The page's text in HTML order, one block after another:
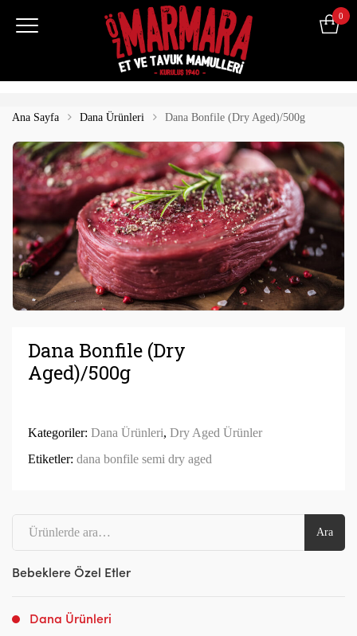
0
Ana Sayfa Dana Ürünleri Dana Bonfile (Dry Aged)/500g
Dana Bonfile (Dry
Aged)/500g
Kategoriler: Dana Ürünleri, Dry Aged Ürünler
Etiketler: dana bonfile semi dry aged
Ara:
Ara
Bebeklere Özel Etler
Dana Ürünleri